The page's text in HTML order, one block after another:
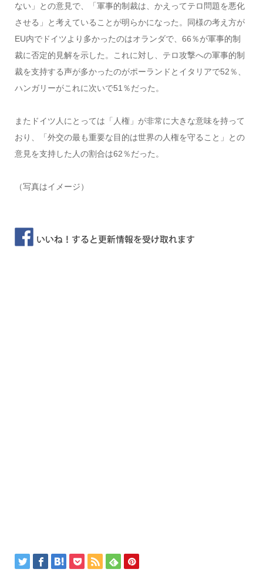
ない」との意見で、「軍事的制裁は、かえってテロ問題を悪化
させる」と考えていることが明らかになった。同様の考え方が
EU内でドイツより多かったのはオランダで、66％が軍事的制
裁に否定的見解を示した。これに対し、テロ攻撃への軍事的制
裁を支持する声が多かったのがポーランドとイタリアで52％、
ハンガリーがこれに次いで51％だった。
またドイツ人にとっては「人権」が非常に大きな意味を持って
おり、「外交の最も重要な目的は世界の人権を守ること」との
意見を支持した人の割合は62％だった。
（写真はイメージ）